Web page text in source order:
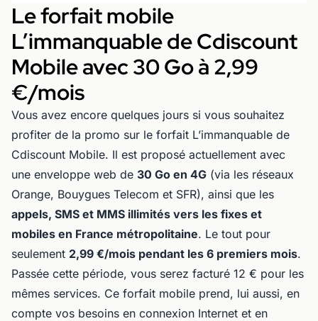
Le forfait mobile
L’immanquable de Cdiscount
Mobile avec 30 Go à 2,99
€/mois
Vous avez encore quelques jours si vous souhaitez
profiter de la promo sur le forfait L’immanquable de
Cdiscount Mobile. Il est proposé actuellement avec
une enveloppe web de 30 Go en 4G (via les réseaux
Orange, Bouygues Telecom et SFR), ainsi que les
appels, SMS et MMS illimités vers les fixes et
mobiles en France métropolitaine. Le tout pour
seulement 2,99 €/mois pendant les 6 premiers mois.
Passée cette période, vous serez facturé 12 € pour les
mêmes services. Ce forfait mobile prend, lui aussi, en
compte vos besoins en connexion Internet et en